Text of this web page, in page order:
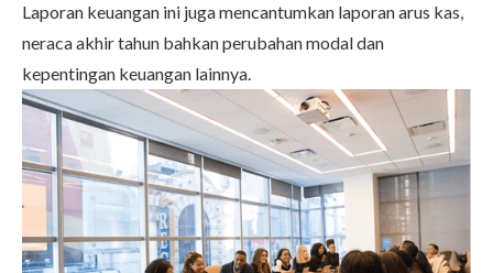
Laporan keuangan ini juga mencantumkan laporan arus kas,
neraca akhir tahun bahkan perubahan modal dan
kepentingan keuangan lainnya.